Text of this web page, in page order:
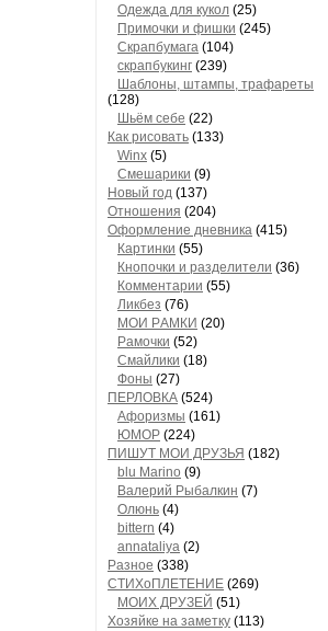
Одеждa для кукол (25)
Примочки и фишки (245)
Скрaпбумaгa (104)
скрапбукинг (239)
Шaблоны, штaмпы, трaфaреты
(128)
Шьём себе (22)
Как рисовать (133)
Winx (5)
Смешарики (9)
Новый год (137)
Отношения (204)
Оформление дневника (415)
Кaртинки (55)
Кнопочки и рaзделители (36)
Комментaрии (55)
Ликбез (76)
МОИ РAМКИ (20)
Рaмочки (52)
Смaйлики (18)
Фоны (27)
ПЕРЛОВКА (524)
Aфоризмы (161)
ЮМОР (224)
ПИШУТ МОИ ДРУЗЬЯ (182)
blu Marino (9)
Валерий Рыбалкин (7)
Олюнь (4)
bittern (4)
annataliya (2)
Разное (338)
СТИХоПЛЕТЕНИЕ (269)
МОИХ ДРУЗЕЙ (51)
Хозяйке на заметку (113)